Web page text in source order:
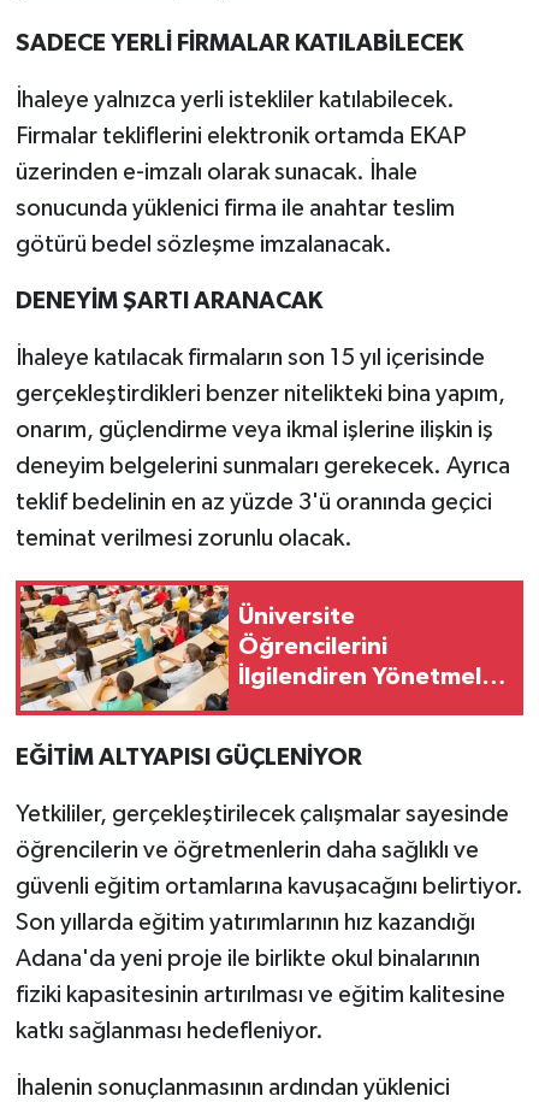
SADECE YERLİ FİRMALAR KATILABİLECEK
İhaleye yalnızca yerli istekliler katılabilecek.
Firmalar tekliflerini elektronik ortamda EKAP
üzerinden e-imzalı olarak sunacak. İhale
sonucunda yüklenici firma ile anahtar teslim
götürü bedel sözleşme imzalanacak.
DENEYİM ŞARTI ARANACAK
İhaleye katılacak firmaların son 15 yıl içerisinde
gerçekleştirdikleri benzer nitelikteki bina yapım,
onarım, güçlendirme veya ikmal işlerine ilişkin iş
deneyim belgelerini sunmaları gerekecek. Ayrıca
teklif bedelinin en az yüzde 3'ü oranında geçici
teminat verilmesi zorunlu olacak.
Üniversite
Öğrencilerini
İlgilendiren Yönetmelik
EĞİTİM ALTYAPISI GÜÇLENİYOR
Yetkililer, gerçekleştirilecek çalışmalar sayesinde
öğrencilerin ve öğretmenlerin daha sağlıklı ve
güvenli eğitim ortamlarına kavuşacağını belirtiyor.
Son yıllarda eğitim yatırımlarının hız kazandığı
Adana'da yeni proje ile birlikte okul binalarının
fiziki kapasitesinin artırılması ve eğitim kalitesine
katkı sağlanması hedefleniyor.
İhalenin sonuçlanmasının ardından yüklenici